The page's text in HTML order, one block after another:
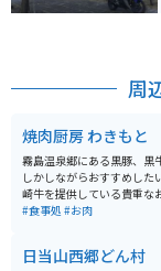
周
焼肉厨房 わきもと
霧島温泉郷にある黒豚、黒
しかしながらおすすめし
崎牛を提供している貴重な
なので日時が決まっている
#食事処 #お肉
日当山西郷どん村